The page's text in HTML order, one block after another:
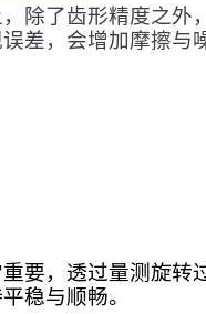
除了齿形精度之
差，会增加摩擦与
要，透过量测旋
稳与顺畅。